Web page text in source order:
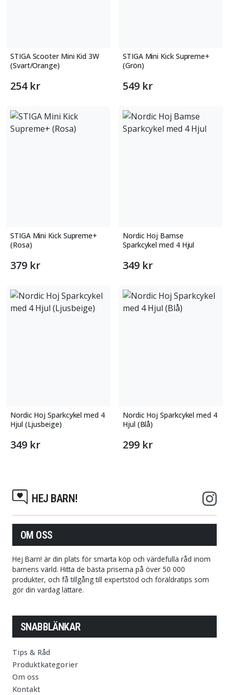
STIGA Scooter Mini Kid 3W
(Svart/Orange)
254 kr
STIGA Mini Kick Supreme+
(Grön)
549 kr
STIGA Mini Kick Supreme+
(Rosa)
379 kr
Nordic Hoj Bamse
Sparkcykel med 4 Hjul
349 kr
Nordic Hoj Sparkcykel med 4
Hjul (Ljusbeige)
349 kr
Nordic Hoj Sparkcykel med 4
Hjul (Blå)
299 kr
HEJ BARN!
OM OSS
Hej Barn! är din plats för smarta köp och värdefulla råd inom
barnens värld. Hitta de bästa priserna på över 50 000
produkter, och få tillgång till expertstöd och föräldratips som
gör din vardag lättare.
SNABBLÄNKAR
Tips & Råd
Produktkategorier
Om oss
Kontakt